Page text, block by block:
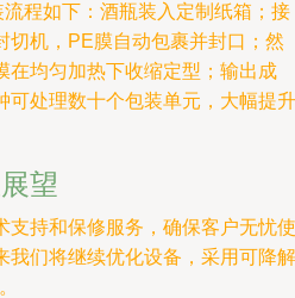
程如下：酒瓶装入定制纸箱；接
切机，PE膜自动包裹并封口；然
在均匀加热下收缩定型；输出成
可处理数十个包装单元，大幅提升
望
支持和保修服务，确保客户无忧使
我们将继续优化设备，采用可降解